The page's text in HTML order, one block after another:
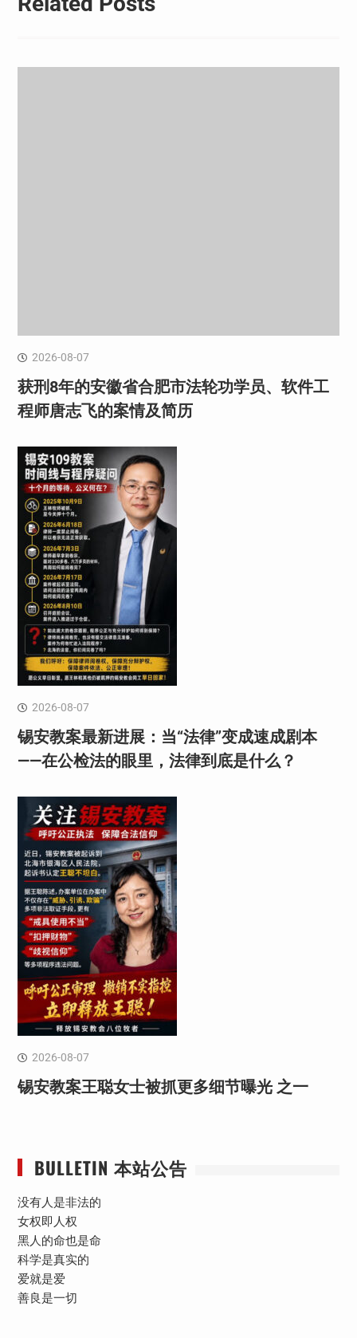
2026-08-07
获刑8年的安徽省合肥市法轮功学员、软件工
程师唐志飞的案情及简历
2026-08-07
锡安教案最新进展：当“法律”变成速成剧本
——在公检法的眼里，法律到底是什么？
2026-08-07
锡安教案王聪女士被抓更多细节曝光 之一
BULLETIN 本站公告
没有人是非法的
女权即人权
黑人的命也是命
科学是真实的
爱就是爱
善良是一切